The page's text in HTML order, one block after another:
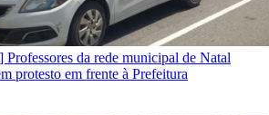
da rede municipal de Natal
protesto em frente à Prefeitura